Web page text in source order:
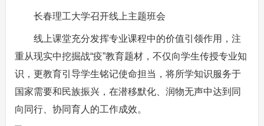
长春理工大学召开线上主题班会
线上课堂充分发挥专业课程中的价值引领作用，注
重从现实中挖掘战“疫”教育题材，不仅向学生传授专业知
识，更教育引导学生铭记使命担当，将所学知识服务于
国家需要和民族振兴，在潜移默化、润物无声中达到同
向同行、协同育人的工作成效。